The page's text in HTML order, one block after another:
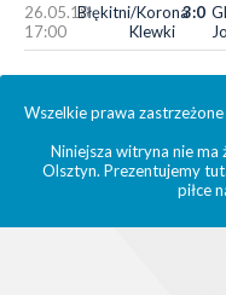
26.05.18
17:00
Błękitni/Korona
Klewki
3:0
Wszelkie prawa
Niniejsza witryna nie ma
Olsztyn. Prezentujemy
piłce